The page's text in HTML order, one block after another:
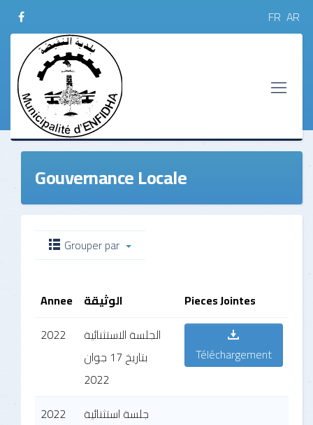
FR AR
Gouvernance Locale
Grouper par
Annee الوثيقة Pieces Jointes
2022
الجلسة الاستثنائية
بتاريخ 17 جوان
2022
Téléchargement
2022
جلسة استثنائية